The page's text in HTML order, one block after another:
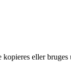
eller bruges